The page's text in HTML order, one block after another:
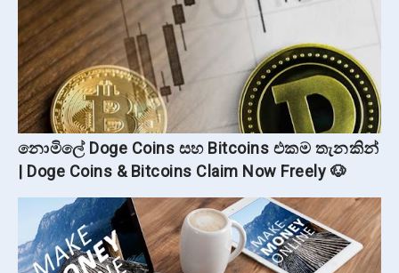
නොමිලේ Doge Coins සහ Bitcoins එකම තැනකින්
| Doge Coins & Bitcoins Claim Now Freely 🐶